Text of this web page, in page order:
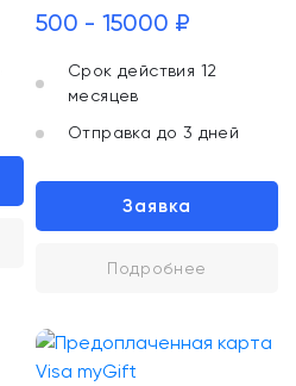
500 - 15000 ₽
Срок действия 12
месяцев
Отправка до 3 дней
Заявка
Подробнее